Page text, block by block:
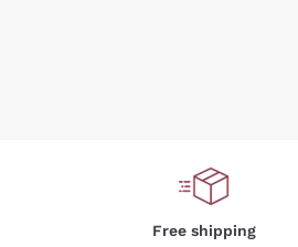
Free shipping